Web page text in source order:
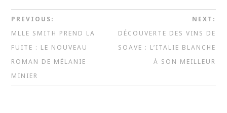
PREVIOUS:
MLLE SMITH PREND LA
FUITE : LE NOUVEAU
ROMAN DE MÉLANIE
MINIER
NEXT:
DÉCOUVERTE DES VINS DE
SOAVE : L’ITALIE BLANCHE
À SON MEILLEUR